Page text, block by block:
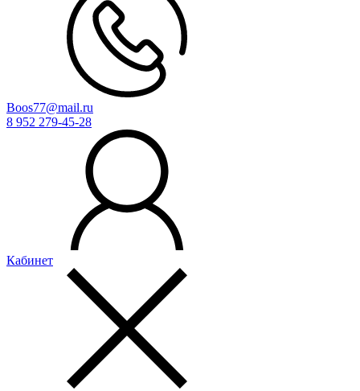
Boos77@mail.ru
8 952 279-45-28
Кабинет